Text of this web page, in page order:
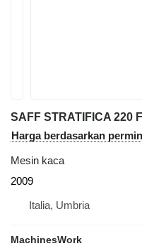
SAFF STRATIFICA 220
Harga berdasarkan
Mesin kaca
2009
Italia, Umbria
MachinesWork